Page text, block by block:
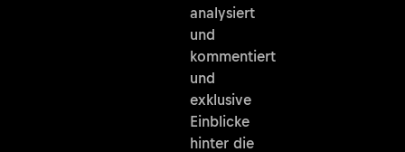
analysiert
und
kommentiert
und
exklusive
Einblicke
hinter die